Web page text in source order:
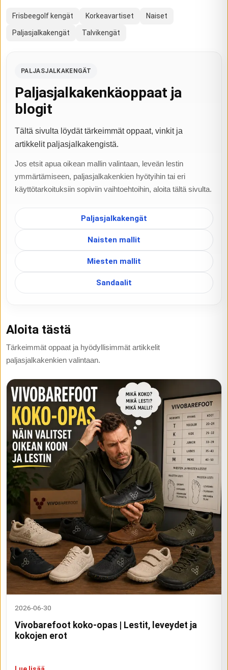
Frisbeegolf kengät Korkeavartiset Naiset
Paljasjalkakengät Talvikengät
PALJASJALKAKENGÄT
Paljasjalkakenkäoppaat ja
blogit
Tältä sivulta löydät tärkeimmät oppaat, vinkit ja
artikkelit paljasjalkakengistä.
Jos etsit apua oikean mallin valintaan, leveän lestin
ymmärtämiseen, paljasjalkakenkien hyötyihin tai eri
käyttötarkoituksiin sopiviin vaihtoehtoihin, aloita tältä sivulta.
Paljasjalkakengät
Naisten mallit
Miesten mallit
Sandaalit
Aloita tästä
Tärkeimmät oppaat ja hyödyllisimmät artikkelit
paljasjalkakenkien valintaan.
2026-06-30
Vivobarefoot koko-opas | Lestit, leveydet ja
kokojen erot